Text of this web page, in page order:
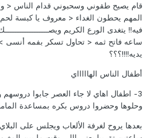
قام يصيح طقوني وسحبوني قدام الناس <
المهم يحطون الغداء < معروف يا كبسة
فيه!! يتغدى الورع الكريم
ساعه فاتح ثمه < تحاول تسكر بفمه أنسى
يديه!!!!؟؟؟
أطفال الناس الهاااااي
3- اطفال اهاي لا جاء العصر جابوا
وحلوها وحضروا دروس بكره بمساعدة الماما